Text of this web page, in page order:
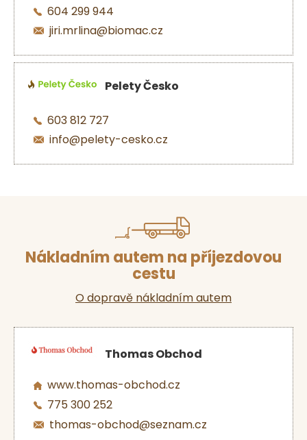
604 299 944
jiri.mrlina@biomac.cz
Pelety Česko
603 812 727
info@pelety-cesko.cz
Nákladním autem na příjezdovou
cestu
O dopravě nákladním autem
Thomas Obchod
www.thomas-obchod.cz
775 300 252
thomas-obchod@seznam.cz